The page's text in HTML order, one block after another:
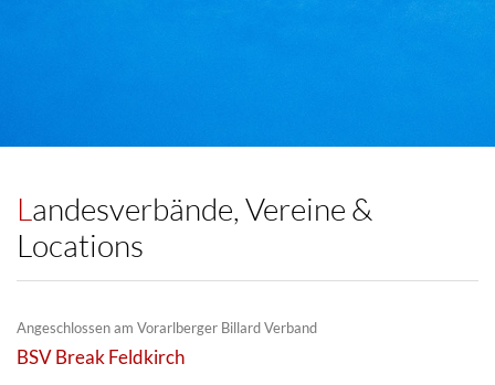
Landesverbände, Vereine &
Locations
Angeschlossen am Vorarlberger Billard Verband
BSV Break Feldkirch